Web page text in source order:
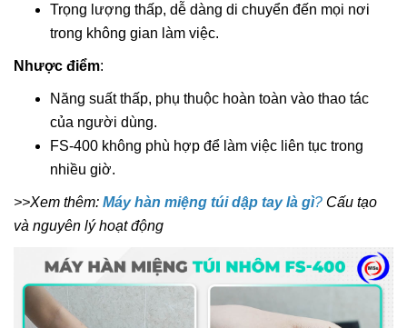
Trọng lượng thấp, dễ dàng di chuyển đến mọi nơi
trong không gian làm việc.
Nhược điểm:
Năng suất thấp, phụ thuộc hoàn toàn vào thao tác
của người dùng.
FS-400 không phù hợp để làm việc liên tục trong
nhiều giờ.
>>Xem thêm: Máy hàn miệng túi dập tay là gì? Cấu tạo
và nguyên lý hoạt động